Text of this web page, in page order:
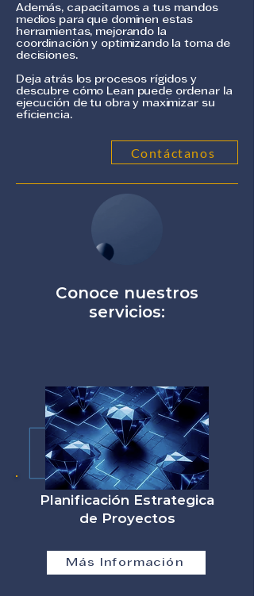
Además, capacitamos a tus mandos
medios para que dominen estas
herramientas, mejorando la
coordinación y optimizando la toma de
decisiones.
Deja atrás los procesos rígidos y
descubre cómo Lean puede ordenar la
ejecución de tu obra y maximizar su
eficiencia.
Contáctanos
Conoce nuestros
servicios:
Planificación Estrategica
de Proyectos
Más Información